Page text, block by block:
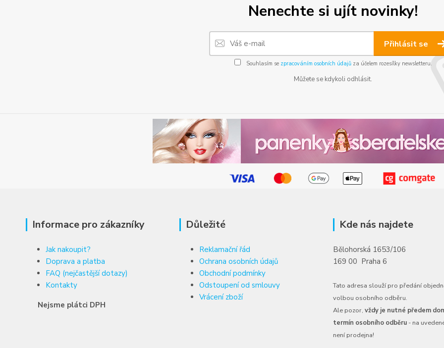
Nenechte si ujít novinky!
Přihlásit se
Souhlasím se zpracováním osobních údajůza účelem rozesílky newsletteru.
Můžete se kdykoli odhlásit.
Informace pro zákazníky
Jak nakoupit?
Doprava a platba
FAQ (nejčastější dotazy)
Kontakty
Nejsme plátci DPH
Důležité
Reklamační řád
Ochrana osobních údajů
Obchodní podmínky
Odstoupení od smlouvy
Vrácení zboží
Kde nás najdete
Bělohorská 1653/106
169 00 Praha 6
Tato adresa slouží pro předání
volbou osobního odběru.
Ale pozor, vždy je nutné předem
termín osobního odběru - na
není prodejna!